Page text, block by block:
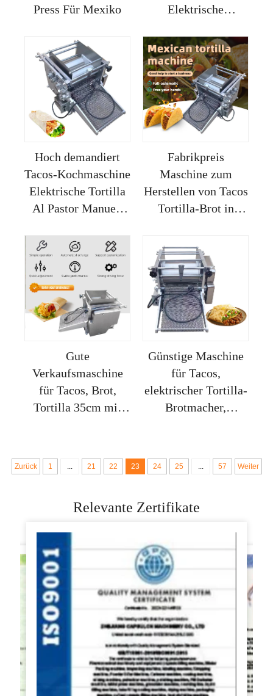
Press Für Mexiko
Elektrische
Maschine
Mehlschrot- und
Maiskocher
Hoch demandiert
Tacos-Kochmaschine
Elektrische Tortilla
Al Pastor Manuell
Haushaltsgebrauch
Kredit
Fabrikpreis
Maschine zum
Herstellen von Tacos
Tortilla-Brot in
Großformat Eisen
Industrie
Gute
Verkaufsmaschine
für Tacos, Brot,
Tortilla 35cm mit
Günstige Maschine
für Tacos,
elektrischer Tortilla-
Brotmacher,
Kochgerät zum
Machen von
Zurück 1 ... 21 22 23 24 25 ... 57 Weiter
Relevante Zertifikate